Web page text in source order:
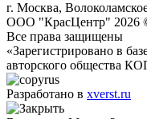
г. Москва,
ООО "КрасЦентр" 2026
Все права защищены
«Зарегистрировано в
авторского общества
Разработано в xverst.ru